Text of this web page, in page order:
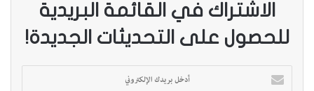
الاشتراك في القائمة البريدية
للحصول على التحديثات الجديدة!